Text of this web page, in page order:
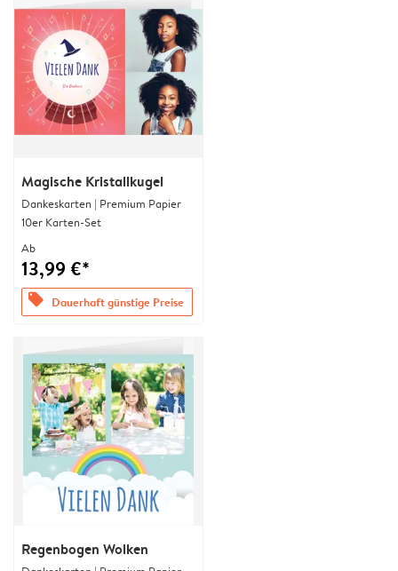
Magische Kristallkugel
Dankeskarten | Premium Papier
10er Karten-Set
Ab
13,99 €*
offers Dauerhaft günstige Preise
Regenbogen Wolken